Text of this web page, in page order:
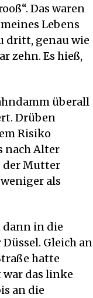
Das waren
Lebens
dritt, genau wie
zehn. Es hieß,
überall
Drüben
Risiko
nach Alter
der Mutter
als
dann in die
Gleich an
hatte
war das linke
an die